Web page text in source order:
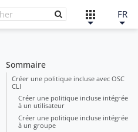
FR
Sommaire
Créer une politique incluse avec OSC
CLI
Créer une politique incluse intégrée
à un utilisateur
Créer une politique incluse intégrée
à un groupe